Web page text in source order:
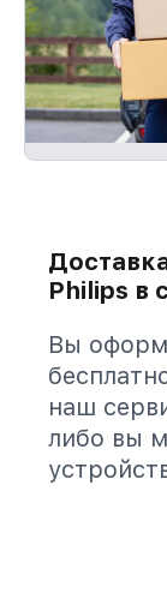
Philips в
Вы
наш
либо вы